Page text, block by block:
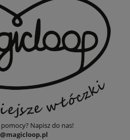
Napisz do nas!